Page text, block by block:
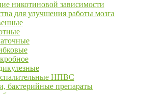
никотиновой зависимости
для улучшения работы мозга
НПВС
бактерийные препараты